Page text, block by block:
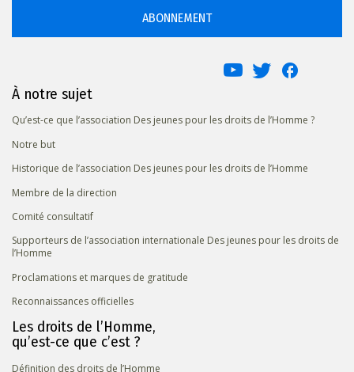
ABONNEMENT
À notre sujet
Qu’est-ce que l’association Des jeunes pour les droits de l’Homme ?
Notre but
Historique de l’association Des jeunes pour les droits de l’Homme
Membre de la direction
Comité consultatif
Supporteurs de l’association internationale Des jeunes pour les droits de
l’Homme
Proclamations et marques de gratitude
Reconnaissances officielles
Les droits de l’Homme,
qu’est-ce que c’est ?
Définition des droits de l’Homme